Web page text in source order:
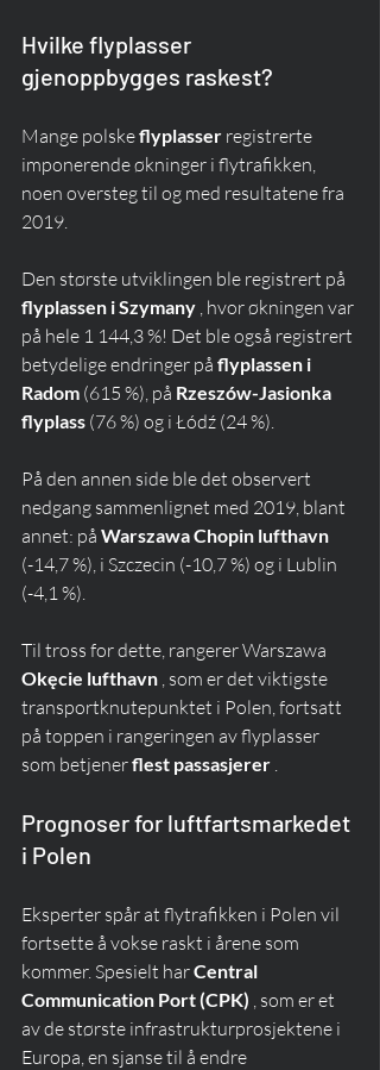
Hvilke flyplasser
gjenoppbygges raskest?
Mange polske flyplasser registrerte
imponerende økninger i flytrafikken,
noen oversteg til og med resultatene fra
2019.
Den største utviklingen ble registrert på
flyplassen i Szymany , hvor økningen var
på hele 1 144,3 %! Det ble også registrert
betydelige endringer på flyplassen i
Radom (615 %), på Rzeszów-Jasionka
flyplass (76 %) og i Łódź (24 %).
På den annen side ble det observert
nedgang sammenlignet med 2019, blant
annet: på Warszawa Chopin lufthavn
(-14,7 %), i Szczecin (-10,7 %) og i Lublin
(-4,1 %).
Til tross for dette, rangerer Warszawa
Okęcie lufthavn , som er det viktigste
transportknutepunktet i Polen, fortsatt
på toppen i rangeringen av flyplasser
som betjener flest passasjerer
Prognoser for luftfartsmarkedet
i Polen
Eksperter spår at flytrafikken i Polen vil
fortsette å vokse raskt i årene som
kommer. Spesielt har Central
Communication Port (CPK) , som er et
av de største infrastrukturprosjektene i
Europa, en sjanse til å endre